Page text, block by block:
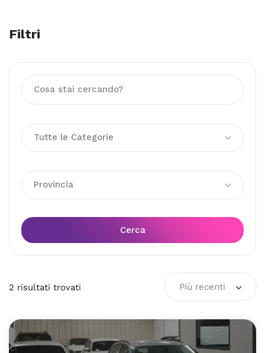
Filtri
Tutte le Categorie
Provincia
Cerca
2 risultati trovati Più recenti